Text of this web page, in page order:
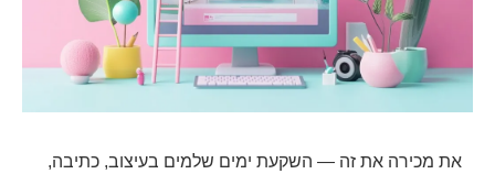
את מכירה את זה — השקעת ימים שלמים בעיצוב, כתיבה,